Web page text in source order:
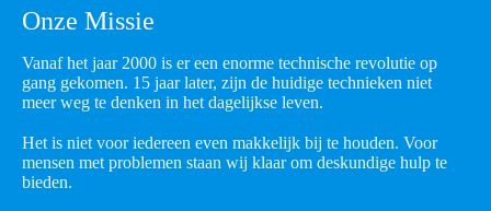
Onze Missie
Vanaf het jaar 2000 is er een enorme technische revolutie op
gang gekomen. 15 jaar later, zijn de huidige technieken niet
meer weg te denken in het dagelijkse leven.
Het is niet voor iedereen even makkelijk bij te houden. Voor
mensen met problemen staan wij klaar om deskundige hulp te
bieden.